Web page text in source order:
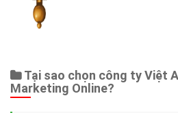
Tại sao chọn công ty Việt
Marketing Online?